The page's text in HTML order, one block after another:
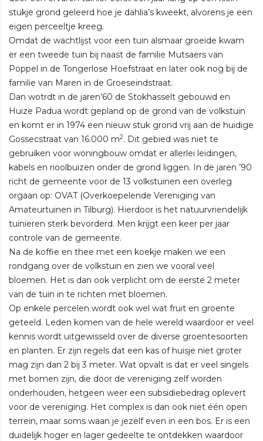
stukje grond geleerd hoe je dahlia’s kweekt, alvorens je een
eigen perceeltje kreeg.
Omdat de wachtlijst voor een tuin alsmaar groeide kwam
er een tweede tuin bij naast de familie Mutsaers van
Poppel in de Tongerlose Hoefstraat en later ook nog bij de
familie van Maren in de Groeseindstraat.
Dan wotrdt in de jaren’60 de Stokhasselt gebouwd en
Huize Padua wordt gepland op de grond van de volkstuin
en komt er in 1974 een nieuw stuk grond vrij aan de huidige
Gossecstraat van 16.000 m2. Dit gebied was niet te
gebruiken voor woningbouw omdat er allerlei leidingen,
kabels en rioolbuizen onder de grond liggen. In de jaren ’90
richt de gemeente voor de 13 volkstuinen een overleg
orgaan op: OVAT (Overkoepelende Vereniging van
Amateurtuinen in Tilburg). Hierdoor is het natuurvriendelijk
tuinieren sterk bevorderd. Men krijgt een keer per jaar
controle van de gemeente.
Na de koffie en thee met een koekje maken we een
rondgang over de volkstuin en zien we vooral veel
bloemen. Het is dan ook verplicht om de eerste 2 meter
van de tuin in te richten met bloemen.
Op enkele percelen wordt ook wel wat fruit en groente
geteeld. Leden komen van de hele wereld waardoor er veel
kennis wordt uitgewisseld over de diverse groentesoorten
en planten. Er zijn regels dat een kas of huisje niet groter
mag zijn dan 2 bij 3 meter. Wat opvalt is dat er veel singels
met bomen zijn, die door de vereniging zelf worden
onderhouden, hetgeen weer een subsidiebedrag oplevert
voor de vereniging. Het complex is dan ook niet één open
terrein, maar soms waan je jezelf even in een bos. Er is een
duidelijk hoger en lager gedeelte te ontdekken waardoor